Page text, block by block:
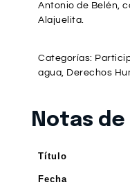
Antonio de Belén,
Alajuelita.
Categorías:
agua, Derechos
Notas
Título
Fecha